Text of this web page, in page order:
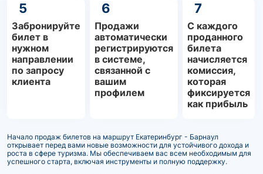
5
Забронируйте
билет в
нужном
направлении
по запросу
клиента
6
Продажи
автоматически
регистрируются
в системе,
связанной с
вашим
профилем
7
С каждого
проданного
билета
начисляется
комиссия,
которая
фиксируется
как прибыль
Начало продаж билетов на маршрут Екатеринбург - Барнаул
открывает перед вами новые возможности для устойчивого дохода и
роста в сфере туризма. Мы обеспечиваем вас всем необходимым для
успешного старта, включая инструменты и полную поддержку.